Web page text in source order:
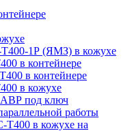
1Р (ЯМЗ) в кожухе
в контейнере
в контейнере
в кожухе
АВР под ключ
работы
в кожухе на